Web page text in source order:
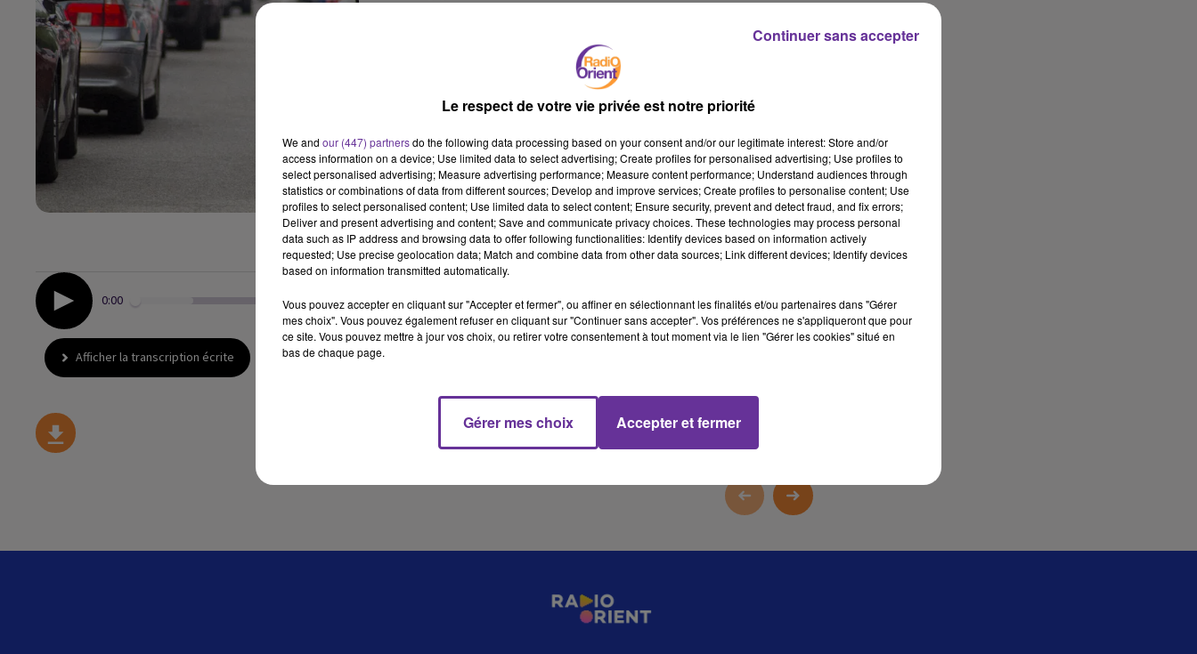
0:00 8 min 6 sec
Afficher la transcription écrite
Le respect de votre vie privée est notre priorité
We and our (447) partnersdo the following data processing based on your consent and/or our legitimate interest: Store and/or
access information on a device; Use limited data to select advertising; Create profiles for personalised advertising; Use profiles to
select personalised advertising; Measure advertising performance; Measure content performance; Understand audiences through
statistics or combinations of data from different sources; Develop and improve services; Create profiles to personalise content; Use
profiles to select personalised content; Use limited data to select content; Ensure security, prevent and detect fraud, and fix errors;
Deliver and present advertising and content; Save and communicate privacy choices. These technologies may process personal
data such as IP address and browsing data to offer following functionalities: Identify devices based on information actively
requested; Use precise geolocation data; Match and combine data from other data sources; Link different devices; Identify devices
based on information transmitted automatically.
Vous pouvez accepter en cliquant sur "Accepter et fermer", ou affiner en sélectionnant les finalités et/ou partenaires dans "Gérer
mes choix". Vous pouvez également refuser en cliquant sur "Continuer sans accepter". Vos préférences ne s'appliqueront que pour
ce site. Vous pouvez mettre à jour vos choix, ou retirer votre consentement à tout moment via le lien "Gérer les cookies" situé en
bas de chaque page.
Gérer mes choix Accepter et fermer
Continuer sans accepter